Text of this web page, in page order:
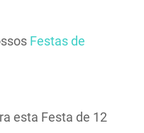
Festas de
esta Festa de 12